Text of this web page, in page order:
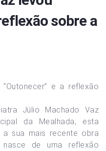
sobre a
Júlio Machado Vaz
da Mealhada, esta
a sua mais recente obra
nasce de uma reflexão